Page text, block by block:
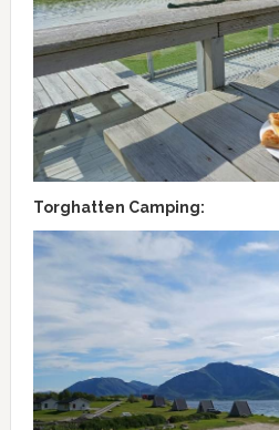
Torghatten Camping: